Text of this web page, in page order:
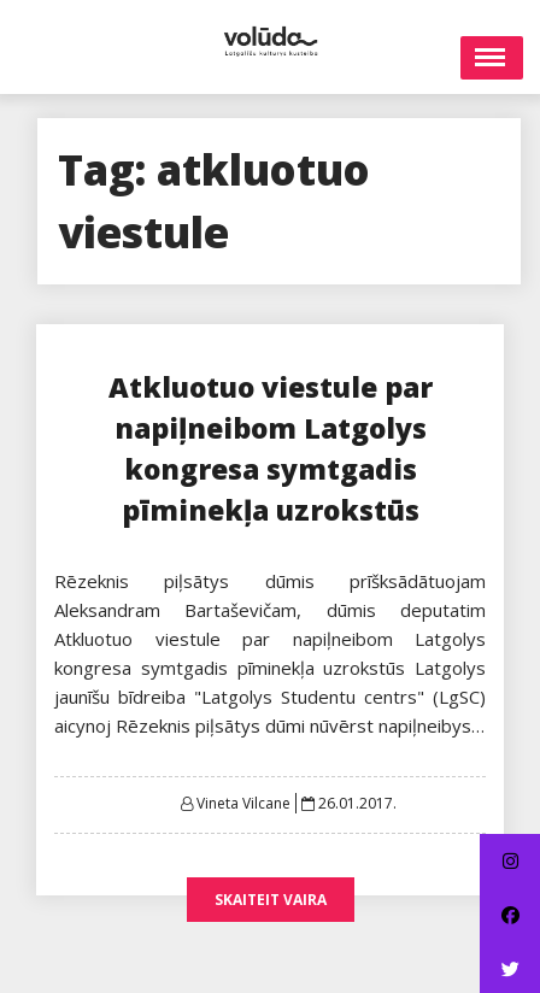
Tag: atkluotuo
viestule
Atkluotuo viestule par
napiļneibom Latgolys
kongresa symtgadis
pīminekļa uzrokstūs
Rēzeknis piļsātys dūmis prīšksādātuojam
Aleksandram Bartaševičam, dūmis deputatim
Atkluotuo viestule par napiļneibom Latgolys
kongresa symtgadis pīminekļa uzrokstūs Latgolys
jaunīšu bīdreiba "Latgolys Studentu centrs" (LgSC)
aicynoj Rēzeknis piļsātys dūmi nūvērst napiļneibys…
Vineta Vilcane
Posted
26.01.2017.
SKAITEIT VAIRA